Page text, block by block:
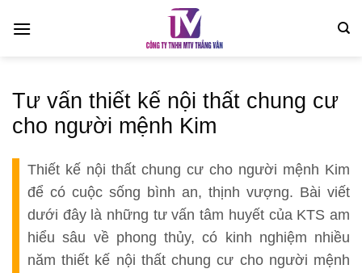
qua
Tư vấn thiết kế nội thất chung cư
cho người mệnh Kim
Thiết kế nội thất chung cư cho người mệnh Kim
để có cuộc sống bình an, thịnh vượng. Bài viết
dưới đây là những tư vấn tâm huyết của KTS am
hiểu sâu về phong thủy, có kinh nghiệm nhiều
năm thiết kế nội thất chung cư cho người mệnh